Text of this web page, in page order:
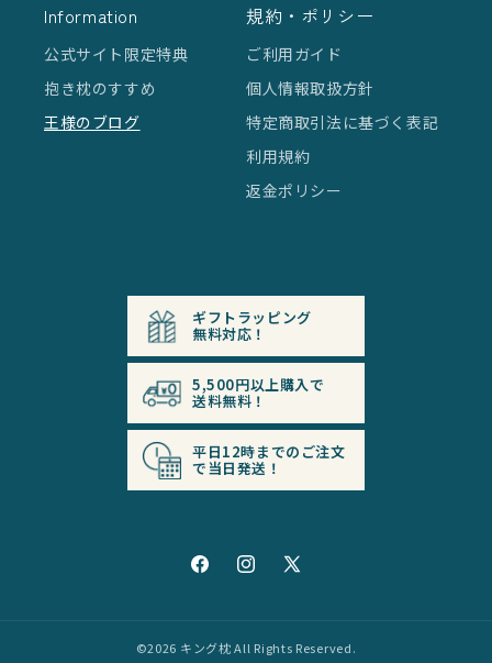
Information
公式サイト限定特典
抱き枕のすすめ
王様のブログ
規約・ポリシー
ご利用ガイド
個人情報取扱方針
特定商取引法に基づく表記
利用規約
返金ポリシー
ギフトラッピング
無料対応！
5,500円以上購入で
送料無料！
平日12時までの ご注文
で当日発送！
FacebookInstagram
X
©2026 キング枕All Rights Reserved.